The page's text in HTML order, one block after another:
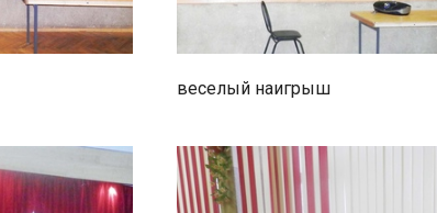
веселый наигрыш